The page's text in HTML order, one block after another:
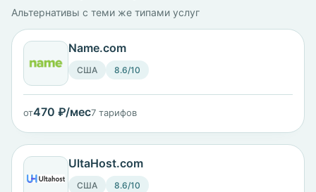
Альтернативы с теми же типами услуг
Name.com
США 8.6/10
от470 ₽/мес7 тарифов
UltaHost.com
США 8.6/10